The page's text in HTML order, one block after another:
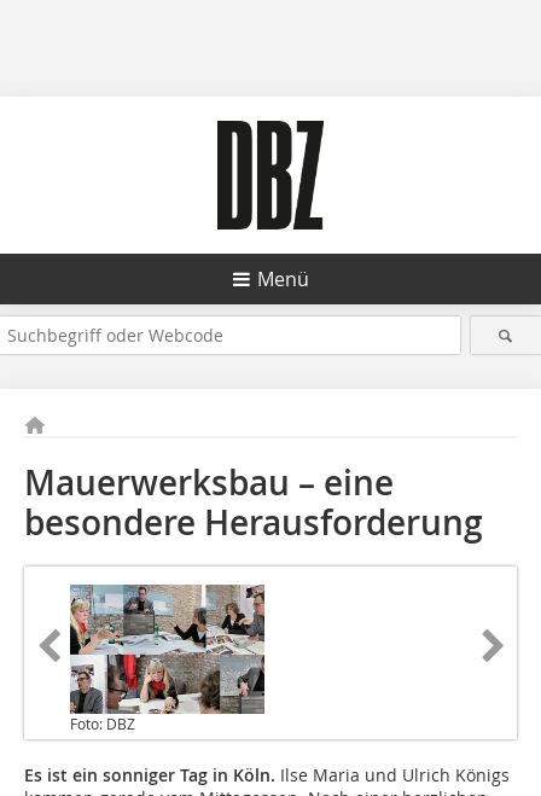
Menü
Mauerwerksbau – eine
besondere Herausforderung
Foto: DBZ
Es ist ein sonniger Tag in Köln. Ilse Maria und Ulrich Königs